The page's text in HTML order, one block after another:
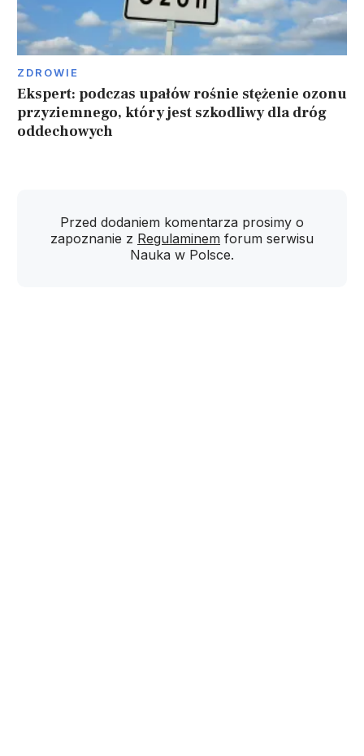
ZDROWIE
Ekspert: podczas upałów rośnie stężenie ozonu
przyziemnego, który jest szkodliwy dla dróg
oddechowych
Przed dodaniem komentarza prosimy o
zapoznanie z Regulaminem forum serwisu
Nauka w Polsce.